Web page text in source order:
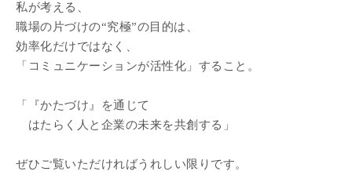
私が考える、
職場の片づけの“究極”の目的は、
効率化だけではなく、
「コミュニケーションが活性化」すること。
「『かたづけ』を通じて
はたらく人と企業の未来を共創する」
ぜひご覧いただければうれしい限りです。